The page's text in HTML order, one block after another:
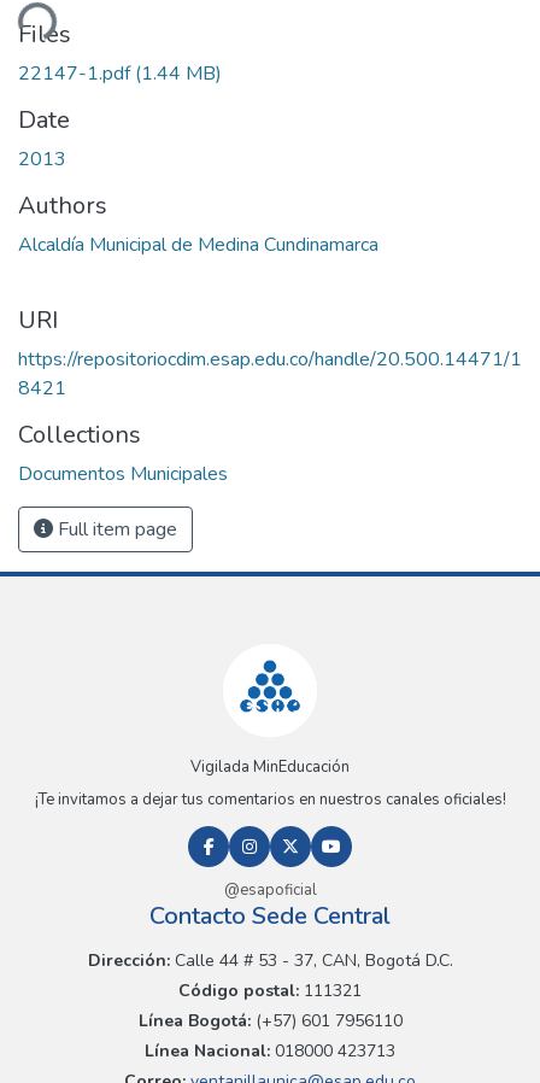
Files
22147-1.pdf(1.44 MB)
Date
2013
Authors
Alcaldía Municipal de Medina Cundinamarca
URI
https://repositoriocdim.esap.edu.co/handle/20.500.14471/1
8421
Collections
Documentos Municipales
Full item page
Vigilada MinEducación
¡Te invitamos a dejar tus comentarios en nuestros canales oficiales!
@esapoficial
Contacto Sede Central
Dirección:Calle 44 # 53 - 37, CAN, Bogotá D.C.
Código postal: 111321
Línea Bogotá:(+57) 601 7956110
Línea Nacional: 018000 423713